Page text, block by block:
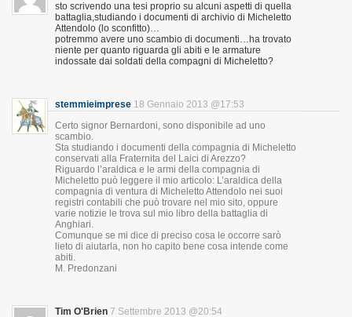
sto scrivendo una tesi proprio su alcuni aspetti di quella
battaglia,studiando i documenti di archivio di Micheletto
Attendolo (lo sconfitto)…
potremmo avere uno scambio di documenti…ha trovato
niente per quanto riguarda gli abiti e le armature
indossate dai soldati della compagni di Micheletto?
stemmieimprese 18 Gennaio 2013 @17:53
Certo signor Bernardoni, sono disponibile ad uno
scambio.
Sta studiando i documenti della compagnia di Micheletto
conservati alla Fraternita del Laici di Arezzo?
Riguardo l’araldica e le armi della compagnia di
Micheletto può leggere il mio articolo: L’araldica della
compagnia di ventura di Micheletto Attendolo nei suoi
registri contabili che può trovare nel mio sito, oppure
varie notizie le trova sul mio libro della battaglia di
Anghiari.
Comunque se mi dice di preciso cosa le occorre sarò
lieto di aiutarla, non ho capito bene cosa intende come
abiti.
M. Predonzani
Tim O'Brien 7 Settembre 2013 @20:54